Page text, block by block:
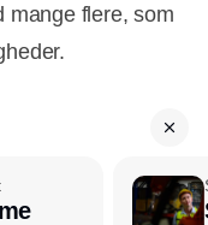
mange flere, som